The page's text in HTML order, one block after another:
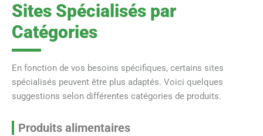
Sites Spécialisés par
Catégories
En fonction de vos besoins spécifiques, certains sites
spécialisés peuvent être plus adaptés. Voici quelques
suggestions selon différentes catégories de produits.
Produits alimentaires